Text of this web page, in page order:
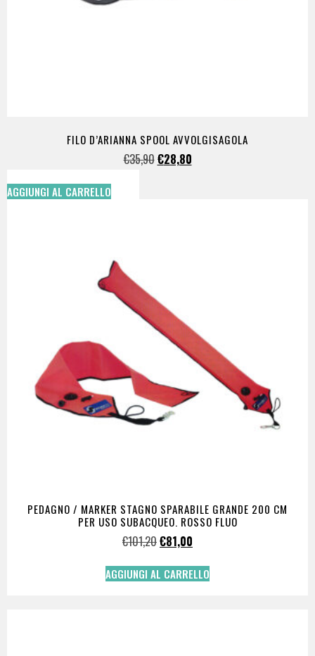
FILO D’ARIANNA SPOOL AVVOLGISAGOLA
€35,90€28,80
AGGIUNGI AL CARRELLO
PEDAGNO / MARKER STAGNO SPARABILE GRANDE 200 CM
PER USO SUBACQUEO. ROSSO FLUO
€101,20€81,00
AGGIUNGI AL CARRELLO